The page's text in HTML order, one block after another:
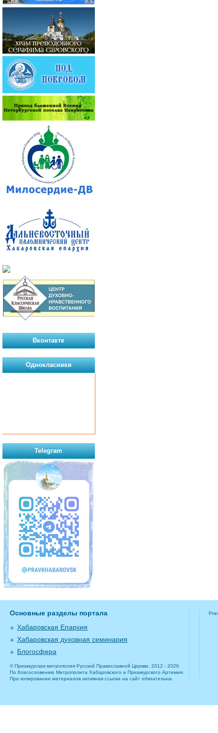
Вконтакте
Однокласники
Telegram
Основные разделы портала
Хабаровская Епархия
Хабаровская духовная семинария
Блогосфера
© Приамурская митрополия Русской Православной Церкви, 2012 - 2026
По благословению Митрополита Хабаровского и Приамурского Артемия.
При копировании материалов активная ссылка на сайт обязательна.